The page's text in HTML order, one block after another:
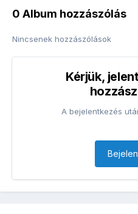
0 Album hozzászólás
Nincsenek hozzászólások
Kérjük,
A bejelentkezés